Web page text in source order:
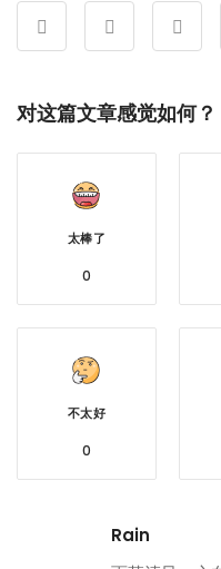
对这篇文章感觉如何？
太棒了
0
不太好
0
Rain